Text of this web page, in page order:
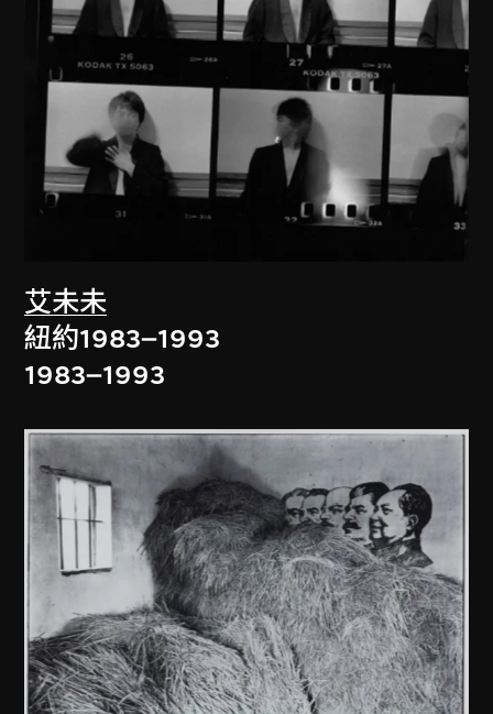
艾未未
紐約1983–1993
1983–1993